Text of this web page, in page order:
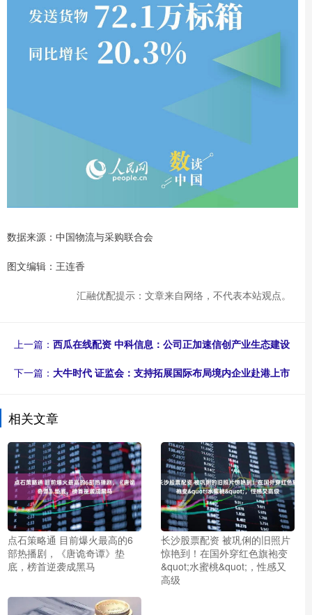
数据来源：中国物流与采购联合会
图文编辑：王连香
汇融优配提示：文章来自网络，不代表本站观点。
上一篇： 西瓜在线配资 中科信息：公司正加速信创产业生态建设
下一篇： 大牛时代 证监会：支持拓展国际布局境内企业赴港上市
相关文章
点石策略通 目前爆火最高的6
部热播剧，《唐诡奇谭》垫
底，榜首逆袭成黑马
长沙股票配资 被巩俐的旧照片
惊艳到！在国外穿红色旗袍变
&quot;水蜜桃&quot;，性感又
高级